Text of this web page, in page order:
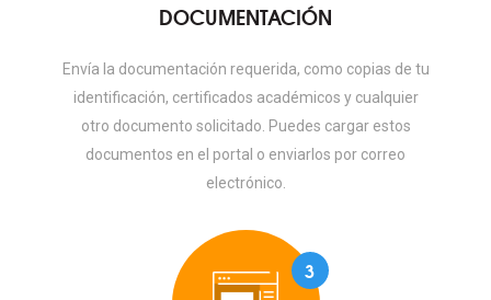
DOCUMENTACIÓN
Envía la documentación requerida, como copias de tu
identificación, certificados académicos y cualquier
otro documento solicitado. Puedes cargar estos
documentos en el portal o enviarlos por correo
electrónico.
3